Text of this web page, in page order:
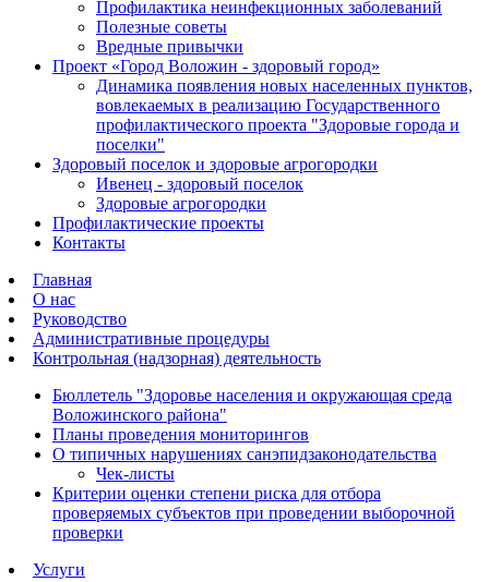
Профилактика неинфекционных заболеваний
Полезные советы
Вредные привычки
Проект «Город Воложин - здоровый город»
Динамика появления новых населенных пунктов,
вовлекаемых в реализацию Государственного
профилактического проекта "Здоровые города и
поселки"
Здоровый поселок и здоровые агрогородки
Ивенец - здоровый поселок
Здоровые агрогородки
Профилактические проекты
Контакты
Главная
О нас
Руководство
Административные процедуры
Контрольная (надзорная) деятельность
Бюллетель "Здоровье населения и окружающая среда
Воложинского района"
Планы проведения мониторингов
О типичных нарушениях санэпидзаконодательства
Чек-листы
Критерии оценки степени риска для отбора
проверяемых субъектов при проведении выборочной
проверки
Услуги